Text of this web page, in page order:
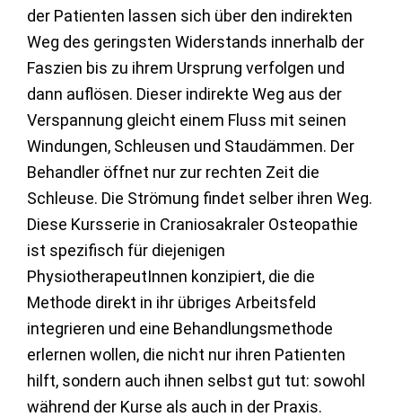
der Patienten lassen sich über den indirekten
Weg des geringsten Widerstands innerhalb der
Faszien bis zu ihrem Ursprung verfolgen und
dann auflösen. Dieser indirekte Weg aus der
Verspannung gleicht einem Fluss mit seinen
Windungen, Schleusen und Staudämmen. Der
Behandler öffnet nur zur rechten Zeit die
Schleuse. Die Strömung findet selber ihren Weg.
Diese Kursserie in Craniosakraler Osteopathie
ist spezifisch für diejenigen
PhysiotherapeutInnen konzipiert, die die
Methode direkt in ihr übriges Arbeitsfeld
integrieren und eine Behandlungsmethode
erlernen wollen, die nicht nur ihren Patienten
hilft, sondern auch ihnen selbst gut tut: sowohl
während der Kurse als auch in der Praxis.